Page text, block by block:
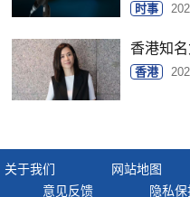
时事
香港知
香港
关于我们 网站地图
意见反馈
隐私保